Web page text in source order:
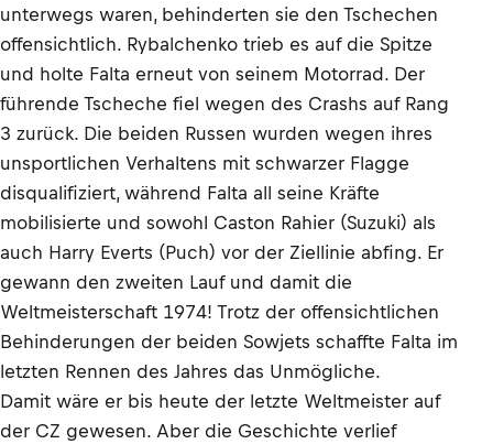
unterwegs waren, behinderten sie den Tschechen
offensichtlich. Rybalchenko trieb es auf die Spitze
und holte Falta erneut von seinem Motorrad. Der
führende Tscheche fiel wegen des Crashs auf Rang
3 zurück. Die beiden Russen wurden wegen ihres
unsportlichen Verhaltens mit schwarzer Flagge
disqualifiziert, während Falta all seine Kräfte
mobilisierte und sowohl Caston Rahier (Suzuki) als
auch Harry Everts (Puch) vor der Ziellinie abfing. Er
gewann den zweiten Lauf und damit die
Weltmeisterschaft 1974! Trotz der offensichtlichen
Behinderungen der beiden Sowjets schaffte Falta im
letzten Rennen des Jahres das Unmögliche.
Damit wäre er bis heute der letzte Weltmeister auf
der CZ gewesen. Aber die Geschichte verlief